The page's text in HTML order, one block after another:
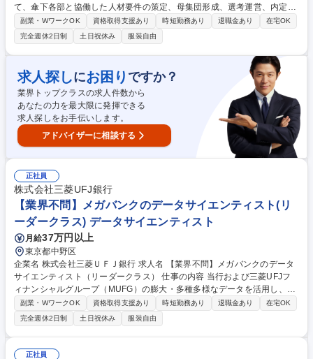
て、傘下各部と協働した人材要件の策定、母集団形成、選考運営、内定通
知・受諾促進、入行後の活躍態勢整備等を、一気通貫で推進いただきま
す。 具体的には下記のような業務内容を想定しています。 ■システム部門
傘下各部の人員需要に対する採用戦略の企画、及び人材要件の具体化・精
緻化 ■人材紹介会社、スカウト、リファラル、メディア活用等による母集
団形成推進 ■システム部門傘下各部、人事部、関連IT会社と連携した選考
運営（含む書類選考・面接・面談対応） ■入行後の立ち上がり支援、及び
現場でのキャリア入行者受け入れ体制の構築・コンサルティング 募集職種
＜金融×IT＞キャリア採用担当（システム部門）
副業・WワークOK 資格取得支援あり 時短勤務あり 退職金あり
在宅OK
完全週休2日制
土日祝休み 服装自由
求人探しにお困り ですか？
業界トップクラスの求人件数から
あなたの力を最大限に発揮できる
求人探しをお手伝いします。
アドバイザーに相談する
正社員
株式会社三菱UFJ銀行
【業界不問】メガバンクのデータサイエンティスト(リ
ーダークラス) データサイエンティスト
月給37万円以上
東京都中野区
企業名 株式会社三菱ＵＦＪ銀行 求人名 【業界不問】メガバンクのデータ
サイエンティスト（リーダークラス） 仕事の内容 当行および三菱UFJフ
ィナンシャルグループ（MUFG）の膨大・多種多様なデータを活用し、グ
ループ・銀行全体や各業務部門のデータ分析企画からビジネス成果の創出
まで一気通貫で伴走いただきます。 ■業務部門のマネジメントと協働での
データサイエンスを活用したビジネス戦略の方針検討■プレイングマネジ
ャーとしてのデータ収集・分析体制の設計・構築および実務（解析・可視
化・評価）を通じた具体的な施策の立案・推進、継続的な運用・改善 ＜案
副業・WワークOK 資格取得支援あり 時短勤務あり 退職金あり
在宅OK
完全週休2日制
土日祝休み 服装自由
正社員